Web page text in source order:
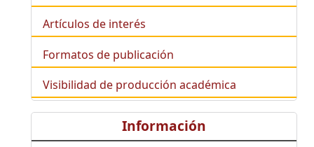
Artículos de interés
Formatos de publicación
Visibilidad de producción académica
Información